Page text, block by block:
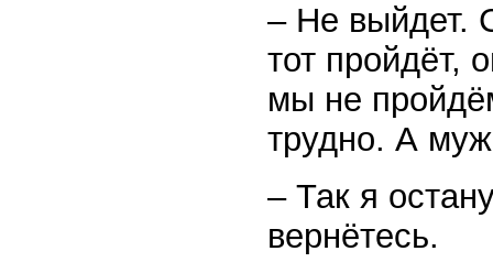
– Не выйдет.
тот пройдёт,
мы не
трудно. А
– Так я
вернётесь.